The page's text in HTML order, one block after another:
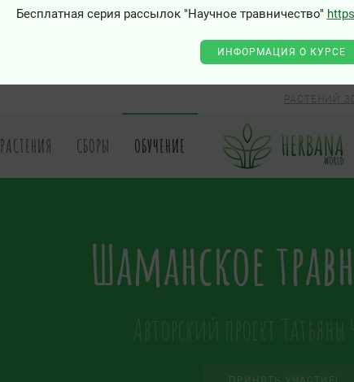
Бесплатная серия рассылок "Научное травничество"
ИНФОРМАЦИЯ О КУРСЕ
РАСТЕНИЙ
РАСТЕНИЯ СБОРЫ ОБУЧЕНИЕ
Шаманское
Авторский проект